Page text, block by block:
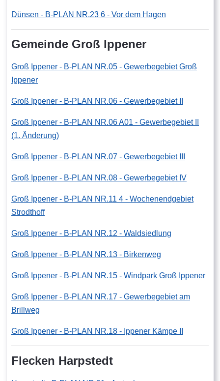
Dünsen - B-PLAN NR.23 6 - Vor dem Hagen
Gemeinde Groß Ippener
Groß Ippener - B-PLAN NR.05 - Gewerbegebiet Groß
Ippener
Groß Ippener - B-PLAN NR.06 - Gewerbegebiet II
Groß Ippener - B-PLAN NR.06 A01 - Gewerbegebiet II
(1. Änderung)
Groß Ippener - B-PLAN NR.07 - Gewerbegebiet III
Groß Ippener - B-PLAN NR.08 - Gewerbegebiet IV
Groß Ippener - B-PLAN NR.11 4 - Wochenendgebiet
Strodthoff
Groß Ippener - B-PLAN NR.12 - Waldsiedlung
Groß Ippener - B-PLAN NR.13 - Birkenweg
Groß Ippener - B-PLAN NR.15 - Windpark Groß Ippener
Groß Ippener - B-PLAN NR.17 - Gewerbegebiet am
Brillweg
Groß Ippener - B-PLAN NR.18 - Ippener Kämpe II
Flecken Harpstedt